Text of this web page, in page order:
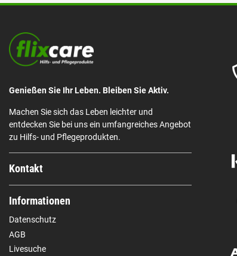
Genießen Sie Ihr Leben. Bleiben Sie Aktiv.
Machen Sie sich das Leben leichter und
entdecken Sie bei uns ein umfangreiches Angebot
zu Hilfs- und Pflegeprodukten.
Kontakt
Informationen
Datenschutz
AGB
Livesuche